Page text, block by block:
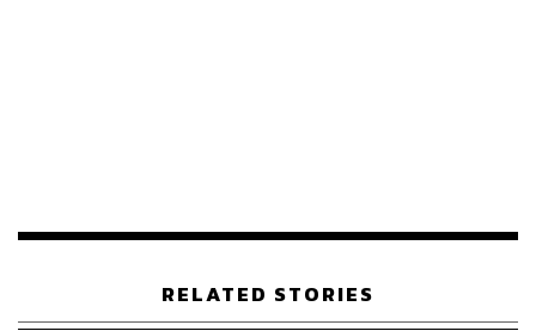
ลำปาง พะเยา น่าน แพร่ อุตรดิตถ์ สุโขทัย ตาก กำแพงเพชร
พิจิตร พิษณุโลก และเพชรบูรณ์
RELATED STORIES